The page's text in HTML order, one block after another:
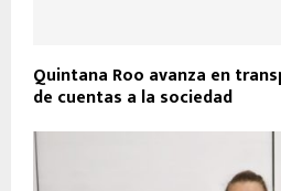
Quintana Roo avanza en
de cuentas a la sociedad